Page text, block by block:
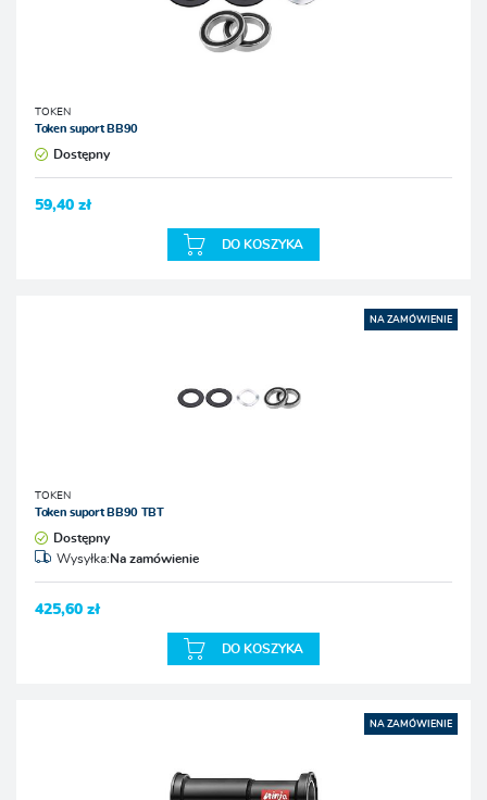
TOKEN
Token suport BB90
Dostępny
59,40 zł
DO KOSZYKA
NA ZAMÓWIENIE
TOKEN
Token suport BB90 TBT
Dostępny
Wysyłka:Na zamówienie
425,60 zł
DO KOSZYKA
NA ZAMÓWIENIE